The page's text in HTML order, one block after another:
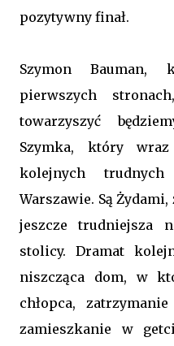
pozytywny finał.
Szymon Bauman,
pierwszych
towarzyszyć
Szymka, który
kolejnych
Warszawie. Są
jeszcze trudniejsza
stolicy. Dramat
niszcząca dom, w
chłopca,
zamieszkanie w